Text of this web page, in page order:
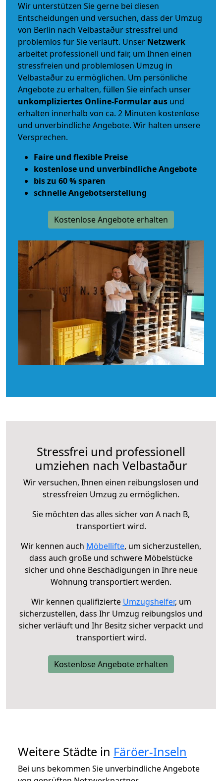
Wir unterstützen Sie gerne bei diesen
Entscheidungen und versuchen, dass der Umzug
von Berlin nach Velbastaður stressfrei und
problemlos für Sie verläuft. Unser Netzwerk
arbeitet professionell und fair, um Ihnen einen
stressfreien und problemlosen Umzug in
Velbastaður zu ermöglichen. Um persönliche
Angebote zu erhalten, füllen Sie einfach unser
unkompliziertes Online-Formular aus und
erhalten innerhalb von ca. 2 Minuten kostenlose
und unverbindliche Angebote. Wir halten unsere
Versprechen.
Faire und flexible Preise
kostenlose und unverbindliche Angebote
bis zu 60 % sparen
schnelle Angebotserstellung
Kostenlose Angebote erhalten
Stressfrei und professionell
umziehen nach Velbastaður
Wir versuchen, Ihnen einen reibungslosen und
stressfreien Umzug zu ermöglichen.
Sie möchten das alles sicher von A nach B,
transportiert wird.
Wir kennen auch Möbellifte, um sicherzustellen,
dass auch große und schwere Möbelstücke
sicher und ohne Beschädigungen in Ihre neue
Wohnung transportiert werden.
Wir kennen qualifizierte Umzugshelfer, um
sicherzustellen, dass Ihr Umzug reibungslos und
sicher verläuft und Ihr Besitz sicher verpackt und
transportiert wird.
Kostenlose Angebote erhalten
Weitere Städte in Färöer-Inseln
Bei uns bekommen Sie unverbindliche Angebote